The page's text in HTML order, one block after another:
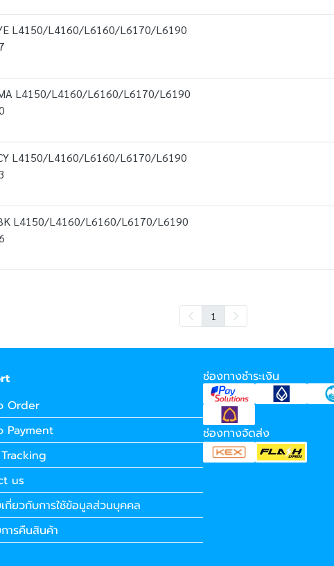
L4150/L4160/L6160/L6170/L6190
L4150/L4160/L6160/L6170/L6190
L4150/L4160/L6160/L6170/L6190
L4150/L4160/L6160/L6170/L6190
1
Order
Payment
us
กี่ยวกับการใช้ข้อมูลส่วนบุคคล
ารคืนสินค้า
ช่องทางชำระเงิน
ช่องทางจัดส่ง